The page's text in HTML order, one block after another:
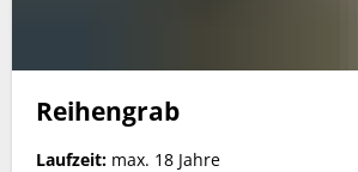
Reihengrab
Laufzeit: max. 18 Jahre